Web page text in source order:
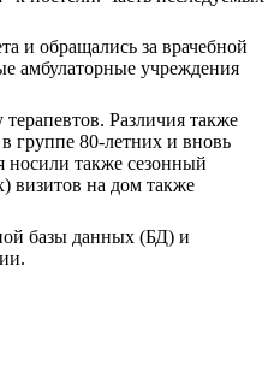
и обращались за врачебной
амбулаторные учреждения
Различия также
группе 80-летних и вновь
носили также сезонный
визитов на дом также
базы данных (БД) и